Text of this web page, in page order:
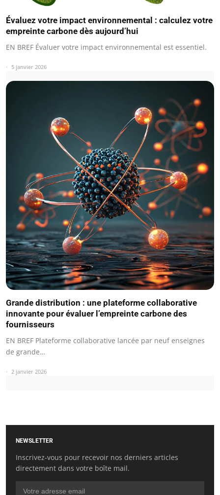
Évaluez votre impact environnemental : calculez votre
empreinte carbone dès aujourd’hui
EN BREF Évaluer votre impact environnemental est essentiel.
5 janvier 2026
Grande distribution : une plateforme collaborative
innovante pour évaluer l’empreinte carbone des
fournisseurs
EN BREF Plateforme collaborative lancée par neuf enseignes
de grande…
2 janvier 2026
NEWSLETTER
Inscrivez-vous pour recevoir nos derniers articles
directement dans votre boîte mail.